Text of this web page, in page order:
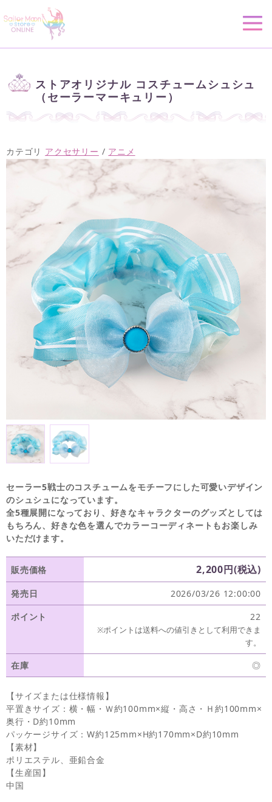
ストアオリジナル コスチュームシュシュ
（セーラーマーキュリー）
カテゴリ アクセサリー / アニメ
セーラー5戦士のコスチュームをモチーフにした可愛いデザイン
のシュシュになっています。
全5種展開になっており、好きなキャラクターのグッズとしては
もちろん、好きな色を選んでカラーコーディネートもお楽しみ
いただけます。
販売価格 2,200円(税込)
発売日
2026/03/26 12:00:00
ポイント
22
※ポイントは送料への値引きとして利用できま
す。
在庫 ◎
【サイズまたは仕様情報】
平置きサイズ：横・幅・Ｗ約100mm×縦・高さ・Ｈ約100mm×
奥行・D約10mm
パッケージサイズ：W約125mm×H約170mm×D約10mm
【素材】
ポリエステル、亜鉛合金
【生産国】
中国